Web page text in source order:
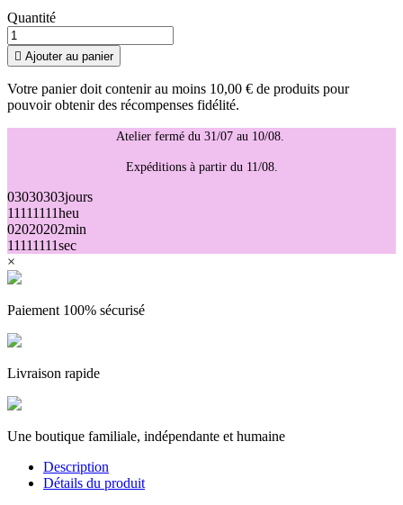
Quantité
 Ajouter au panier
Votre panier doit contenir au moins 10,00 € de produits pour
pouvoir obtenir des récompenses fidélité.
Atelier fermé du 31/07 au 10/08.
Expéditions à partir du 11/08.
03030303jours
11111111heu
02020202min
11111111sec
×
Paiement 100% sécurisé
Livraison rapide
Une boutique familiale, indépendante et humaine
Description
Détails du produit